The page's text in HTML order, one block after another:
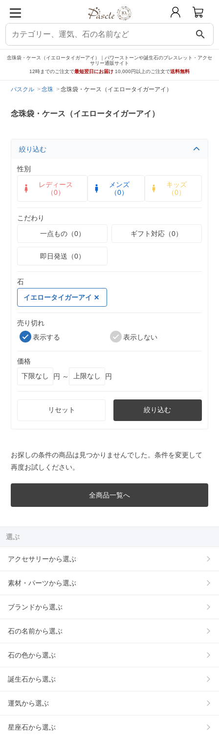
search
念珠袋・ケース（イエロータイガーアイ）｜パワーストーンや誕生石のブレスレット・アクセ
サリー通販サイト
12時までのご注文で最短翌日にお届け 10,000円以上のご注文で送料無料
パスクル 念珠 念珠袋・ケース（イエロータイガーアイ）
念珠袋・ケース（イエロータイガーアイ）
絞り込む
性別
レディース
（0）
メンズ
（0）
キッズ
（0）
こだわり
一点もの（0）
ギフト対応（0）
即日発送（0）
石
イエロータイガーアイ
売り切れ
表示する
表示しない
価格
円 ～
円
リセット 絞り込む
お探しの条件の商品は見つかりませんでした。条件を変更して
再度お試しください。
全商品一覧へ
選ぶ
アクセサリーから選ぶ
素材・パーツから選ぶ
ブランドから選ぶ
石の名前から選ぶ
石の色から選ぶ
誕生石から選ぶ
運気から選ぶ
星座石から選ぶ